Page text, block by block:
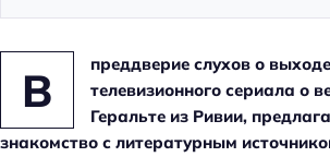
В
преддверие слухов о
телевизионного сериала о
Геральте из Ривии,
знакомство с литературным